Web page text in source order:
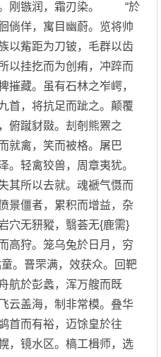
。刚镞润，霜刃染。 “於
倘佯，寓目幽蔚。览将帅
以觜距为刀铍，毛群以齿
以挂扢而为创痏，冲踤而
摧藏。虽有石林之岝崿，
首，将抗足而跐之。颠覆
俯蹴豺敠。刦剞熊罴之
就禽，笑而被格。屠巴
。轻禽狡兽，周章夷犹。
其所以去就。魂褫气慑而
景僵者，累积而增益，杂
穴无豜豵，翳荟无{鹿需}
高狩。笼乌兔於日月，穷
。罾罘满，效获众。回靶
航於彭蠡，浑万艘而既
云盖海，制非常模。叠华
首而有裕，迈馀皇於往
，镜水区。槁工楫师，选